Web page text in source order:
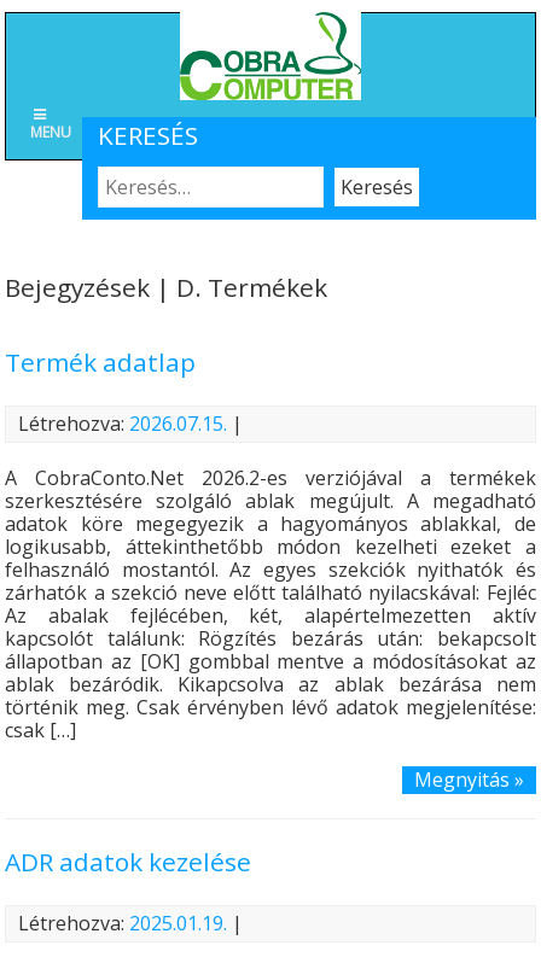
KERESÉS
MENU
Bejegyzések | D. Termékek
Termék adatlap
Létrehozva: 2026.07.15. |
A CobraConto.Net 2026.2-es verziójával a termékek
szerkesztésére szolgáló ablak megújult. A megadható
adatok köre megegyezik a hagyományos ablakkal, de
logikusabb, áttekinthetőbb módon kezelheti ezeket a
felhasználó mostantól. Az egyes szekciók nyithatók és
zárhatók a szekció neve előtt található nyilacskával: Fejléc
Az abalak fejlécében, két, alapértelmezetten aktív
kapcsolót találunk: Rögzítés bezárás után: bekapcsolt
állapotban az [OK] gombbal mentve a módosításokat az
ablak bezáródik. Kikapcsolva az ablak bezárása nem
történik meg. Csak érvényben lévő adatok megjelenítése:
csak […]
Megnyitás »
ADR adatok kezelése
Létrehozva: 2025.01.19. |